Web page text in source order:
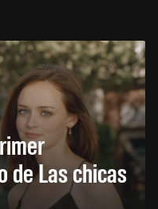
de Las chicas